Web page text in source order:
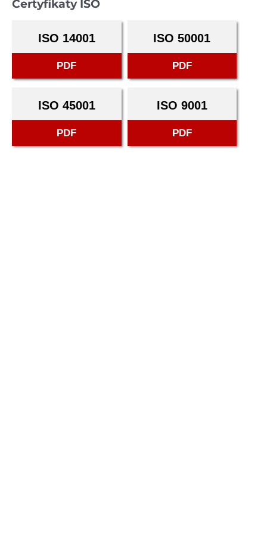
Certyfikaty ISO
ISO 14001
PDF
ISO 50001
PDF
ISO 45001
PDF
ISO 9001
PDF